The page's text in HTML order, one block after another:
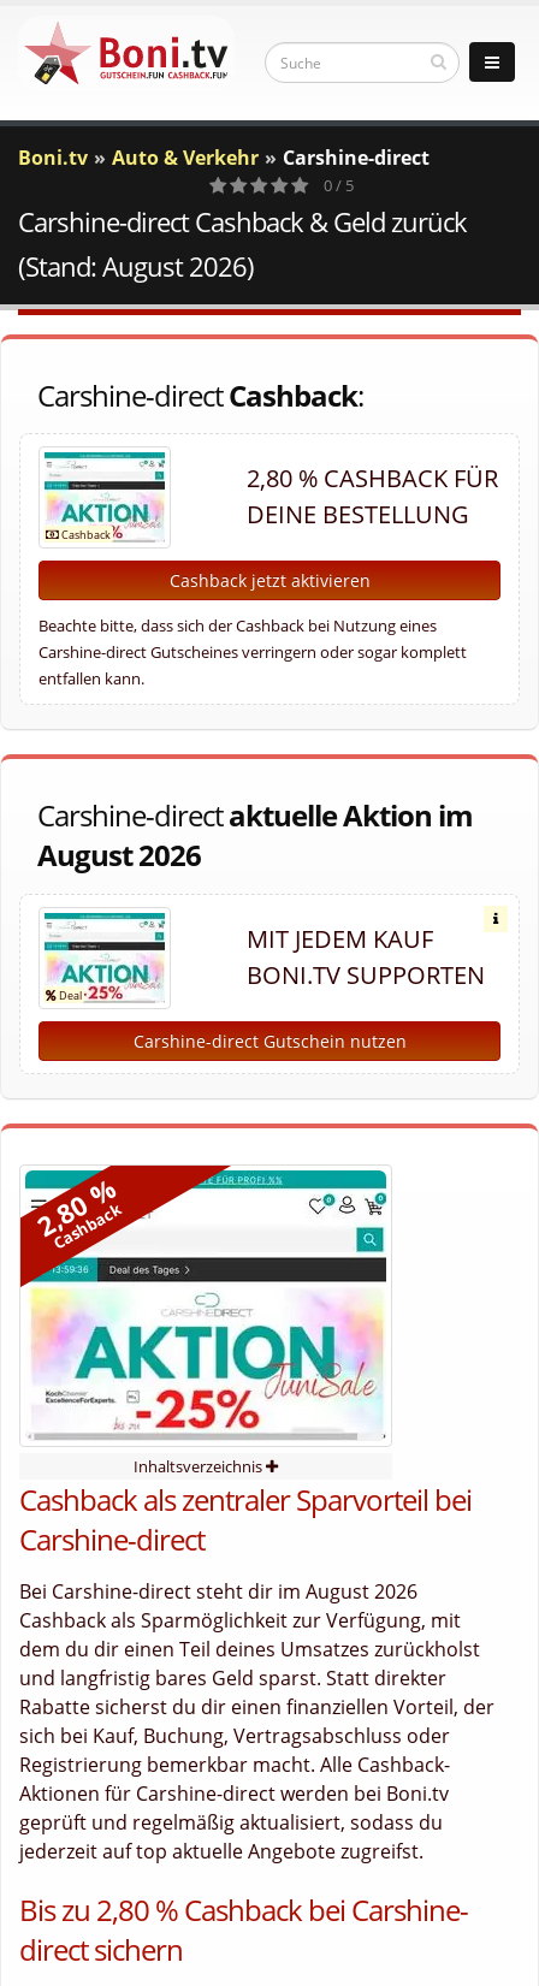
Boni.tv Auto & Verkehr Carshine-direct
0
Votes
0 / 5
Carshine-direct Cashback & Geld zurück
(Stand: August 2026)
Carshine-directCashback:
2,80 % CASHBACK FÜR
DEINE BESTELLUNG
Cashback jetzt aktivieren
Beachte bitte, dass sich der Cashback bei Nutzung eines
Carshine-direct Gutscheines verringern oder sogar komplett
entfallen kann.
Carshine-directaktuelle Aktion im
August 2026
MIT JEDEM KAUF
BONI.TV SUPPORTEN
Carshine-direct Gutschein nutzen
2,80 %
Cashback
Inhaltsverzeichnis
Cashback als zentraler Sparvorteil bei
Carshine-direct
Bei Carshine-direct steht dir im August 2026
Cashback als Sparmöglichkeit zur Verfügung, mit
dem du dir einen Teil deines Umsatzes zurückholst
und langfristig bares Geld sparst. Statt direkter
Rabatte sicherst du dir einen finanziellen Vorteil, der
sich bei Kauf, Buchung, Vertragsabschluss oder
Registrierung bemerkbar macht. Alle Cashback-
Aktionen für Carshine-direct werden bei Boni.tv
geprüft und regelmäßig aktualisiert, sodass du
jederzeit auf top aktuelle Angebote zugreifst.
Bis zu 2,80 % Cashback bei Carshine-
direct sichern